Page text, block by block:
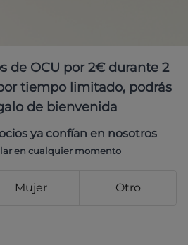
de OCU por 2€ durante 2
tiempo limitado, podrás
de bienvenida
ya confían en nosotros
en cualquier momento
Mujer Otro